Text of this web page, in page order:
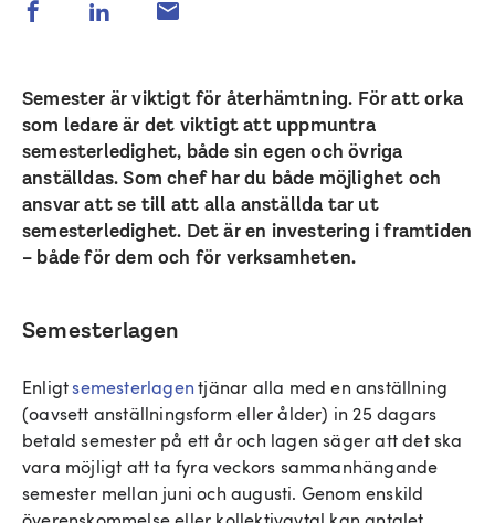
Semester är viktigt för återhämtning. För att orka
som ledare är det viktigt att uppmuntra
semesterledighet, både sin egen och övriga
anställdas. Som chef har du både möjlighet och
ansvar att se till att alla anställda tar ut
semesterledighet. Det är en investering i framtiden
– både för dem och för verksamheten.
Semesterlagen
Enligtsemesterlagentjänar alla med en anställning
(oavsett anställningsform eller ålder) in 25 dagars
betald semester på ett år och lagen säger att det ska
vara möjligt att ta fyra veckors sammanhängande
semester mellan juni och augusti. Genom enskild